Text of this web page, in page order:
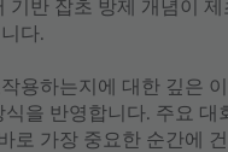
반 잡초 방제 개념이
다.
용하는지에 대한 깊은
을 반영합니다. 주요 대
로 가장 중요한 순간에